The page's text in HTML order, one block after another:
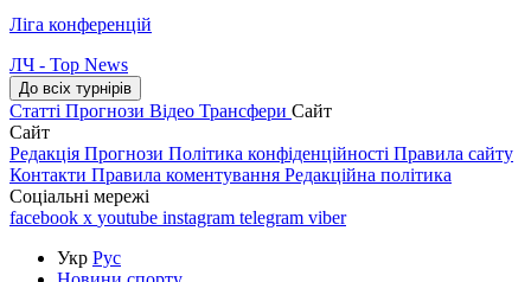
Ліга конференцій
ЛЧ - Top News
До всіх турнірів
Статті Прогнози Відео Трансфери Сайт
Сайт
Редакція Прогнози Політика конфіденційності Правила сайту
Контакти Правила коментування Редакційна політика
Соціальні мережі
facebook x youtube instagram telegram viber
Укр Рус